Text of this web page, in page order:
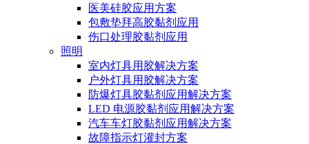
医美硅胶应用方案
包敷垫拜高胶黏剂应用
伤口处理胶黏剂应用
照明
室内灯具用胶解决方案
户外灯具用胶解决方案
防爆灯具胶黏剂应用解决方案
LED 电源胶黏剂应用解决方案
汽车车灯胶黏剂应用解决方案
故障指示灯灌封方案